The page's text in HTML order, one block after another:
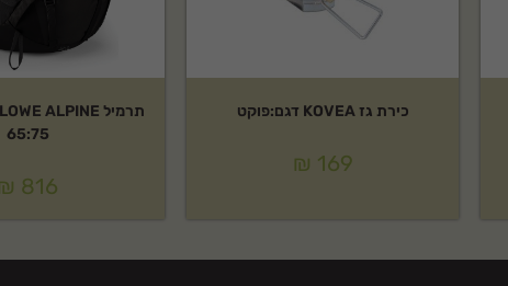
כירת גז KOVEA דגם:פוקט
₪ 169
65:75
₪ 816